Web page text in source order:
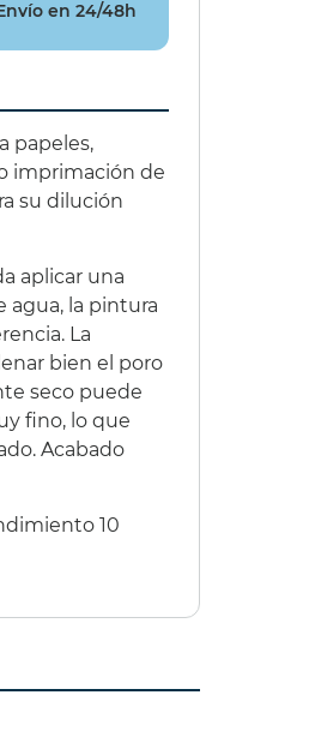
en 24/48h
papeles,
imprimación de
su dilución
aplicar una
agua, la pintura
La
bien el poro
seco puede
fino, lo que
Acabado
10